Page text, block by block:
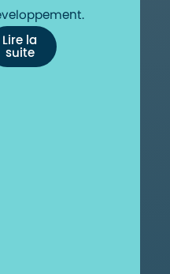
Lire la
suite